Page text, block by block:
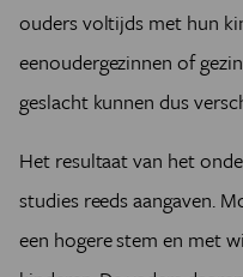
ouders voltijds met hun
eenoudergezinnen of
geslacht kunnen dus
Het resultaat van het
studies reeds aangaven.
een hogere stem en met